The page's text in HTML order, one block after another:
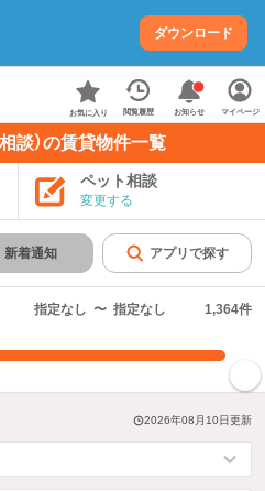
ダウンロード
お気に入り 閲覧履歴 お知らせ マイページ
談）の賃貸物件一覧
ペット相談
変更する
新着通知 アプリで探す
指定なし 〜 指定なし 1,364件
2026年08月10日更新